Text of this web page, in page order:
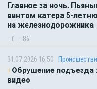
Главное за ночь.
винтом катера 5-
на железнодорожника
0 86
31.07.2026 16:50
Обрушение подъезда
видео